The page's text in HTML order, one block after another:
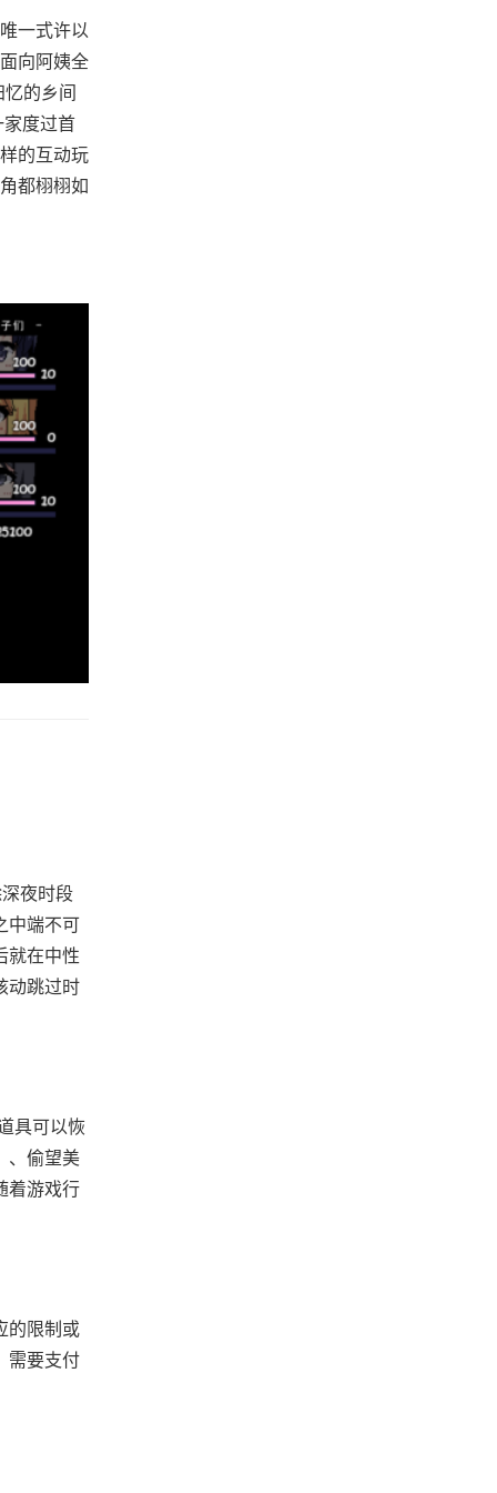
一式许以
向阿姨全
的乡间
度过首
的互动玩
都栩栩如
夜时段
中端不可
就在中性
动跳过时
具可以恢
、偷望美
着游戏行
的限制或
需要支付